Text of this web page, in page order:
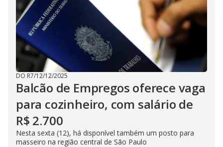
DO R7/12/12/2025
Balcão de Empregos oferece vaga
para cozinheiro, com salário de
R$ 2.700
Nesta sexta (12), há disponível também um posto para
masseiro na região central de São Paulo